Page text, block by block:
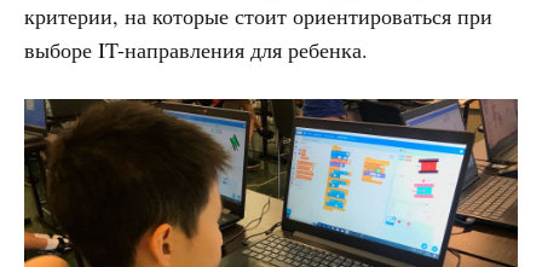
критерии, на которые стоит ориентироваться при
выборе IT-направления для ребенка.